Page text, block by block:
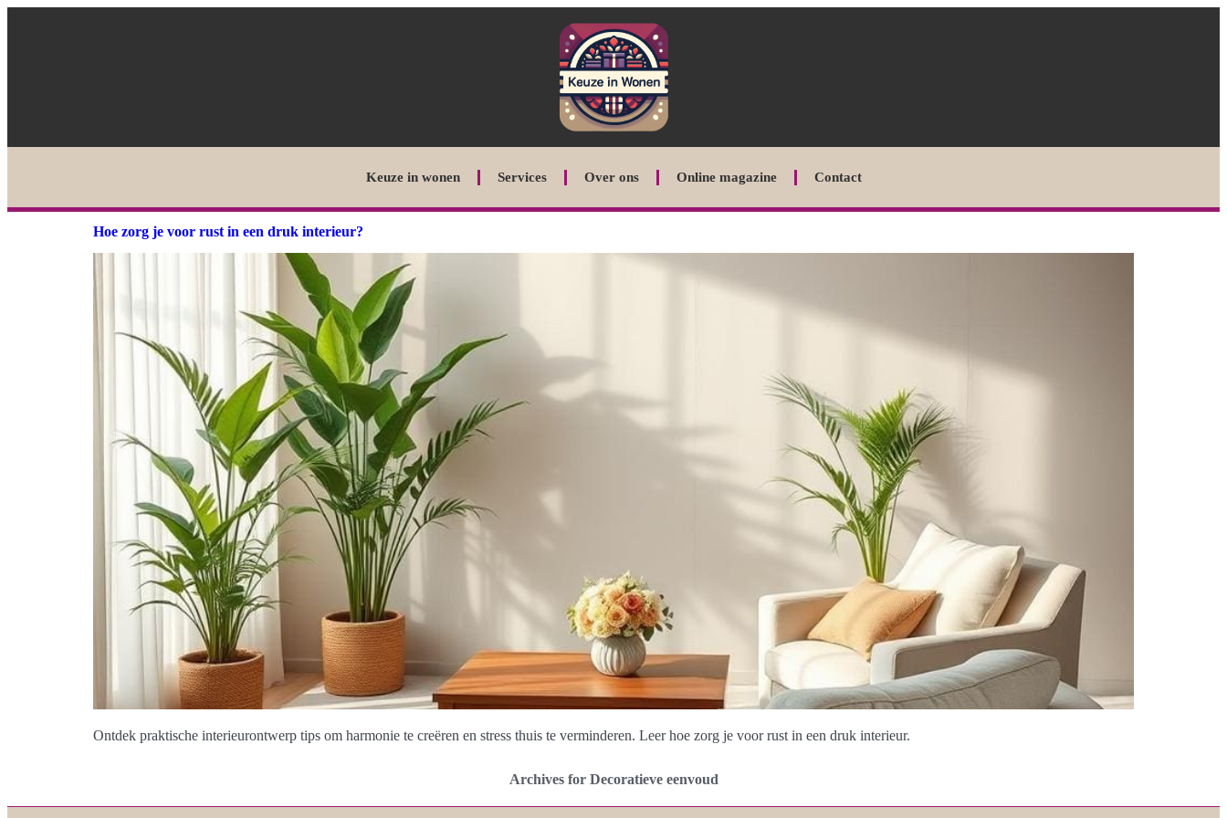
Keuze in wonen Services Over ons Online magazine Contact
Hoe zorg je voor rust in een druk interieur?
Ontdek praktische interieurontwerp tips om harmonie te creëren en stress thuis te verminderen. Leer hoe zorg je voor rust in een druk interieur.
Archives for Decoratieve eenvoud